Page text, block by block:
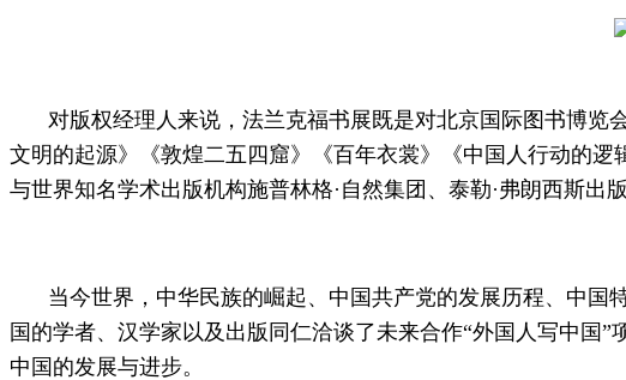
对版权经理人来说，法兰克福书展既是对北京国际图书博
文明的起源》《敦煌二五四窟》《百年衣裳》《中国人行动的
与世界知名学术出版机构施普林格·自然集团、泰勒·弗朗西斯
当今世界，中华民族的崛起、中国共产党的发展历程、中国
国的学者、汉学家以及出版同仁洽谈了未来合作“外国人写中国
中国的发展与进步。